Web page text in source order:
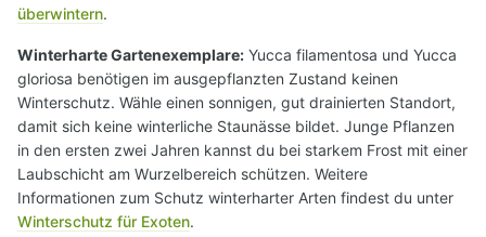
überwintern.
Winterharte Gartenexemplare: Yucca filamentosa und Yucca
gloriosa benötigen im ausgepflanzten Zustand keinen
Winterschutz. Wähle einen sonnigen, gut drainierten Standort,
damit sich keine winterliche Staunässe bildet. Junge Pflanzen
in den ersten zwei Jahren kannst du bei starkem Frost mit einer
Laubschicht am Wurzelbereich schützen. Weitere
Informationen zum Schutz winterharter Arten findest du unter
Winterschutz für Exoten.